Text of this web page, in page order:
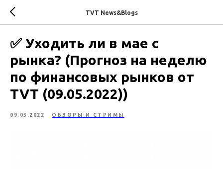
TVT News&Blogs
✅ Уходить ли в мае с
рынка? (Прогноз на неделю
по финансовых рынков от
TVT (09.05.2022))
09.05.2022 ОБЗОРЫ И СТРИМЫ